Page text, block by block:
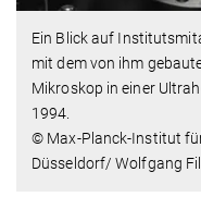
Ein Blick auf
mit dem von ihm
Mikroskop in einer
1994.
© Max-Planck-Institut
Düsseldorf/ Wolfgang